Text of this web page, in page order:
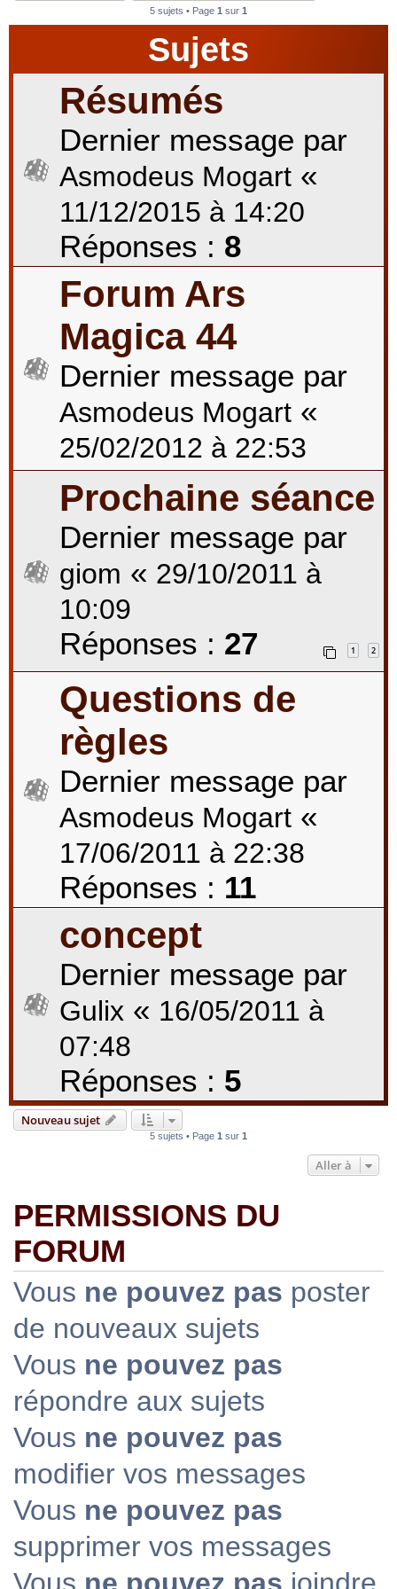
e
5 sujets • Page 1 sur 1
Sujets
Résumés
Dernier message par
Asmodeus Mogart «
11/12/2015 à 14:20
Réponses : 8
Forum Ars
Magica 44
Dernier message par
Asmodeus Mogart «
25/02/2012 à 22:53
Prochaine séance
Dernier message par
giom « 29/10/2011 à
10:09
Réponses : 27 1 2
Questions de
règles
Dernier message par
Asmodeus Mogart «
17/06/2011 à 22:38
Réponses : 11
concept
Dernier message par
Gulix « 16/05/2011 à
07:48
Réponses : 5
Nouveau sujet
5 sujets • Page 1 sur 1
Aller à
PERMISSIONS DU
FORUM
Vous ne pouvez pas poster
de nouveaux sujets
Vous ne pouvez pas
répondre aux sujets
Vous ne pouvez pas
modifier vos messages
Vous ne pouvez pas
supprimer vos messages
Vous ne pouvez pas joindre